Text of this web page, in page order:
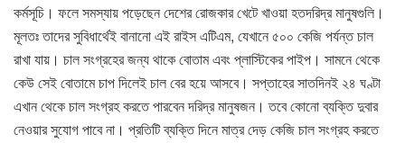
কর্মসূচি। ফলে সমস্যায় পড়েছেন দেশের রোজকার খেটে খাওয়া হতদরিদ্র মানুষগুলি।
মূলতঃ তাদের সুবিধার্থেই বানানো এই রাইস এটিএম, যেখানে ৫০০ কেজি পর্যন্ত চাল
রাখা যায়। চাল সংগ্রহের জন্য থাকে বোতাম এবং প্লাস্টিকের পাইপ। সামনে থেকে
কেউ সেই বোতামে চাপ দিলেই চাল বের হয়ে আসবে। সপ্তাহের সাতদিনই ২৪ ঘণ্টা
এখান থেকে চাল সংগ্রহ করতে পারবেন দরিদ্র মানুষজন। তবে কোনো ব্যক্তি দুবার
নেওয়ার সুযোগ পাবে না। প্রতিটি ব্যক্তি দিনে মাত্র দেড় কেজি চাল সংগ্রহ করতে